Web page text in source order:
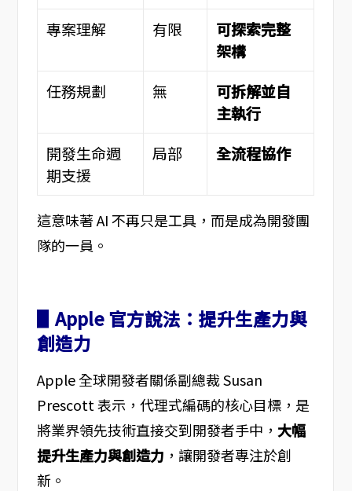
專案理解
有限
可探索完整
架構
任務規劃
無
可拆解並自
主執行
開發生命週
期支援
局部 全流程協作
這意味著 AI 不再只是工具，而是成為開發團
隊的一員。
▋Apple 官方說法：提升生產力與
創造力
Apple 全球開發者關係副總裁 Susan
Prescott 表示，代理式編碼的核心目標，是
將業界領先技術直接交到開發者手中， 大幅
提升生產力與創造力 ，讓開發者專注於創
新。